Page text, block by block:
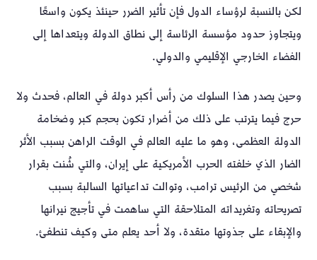
لكن بالنسبة لرؤساء الدول فإن تأثير الضرر حينئذ يكون واسعًا
ويتجاوز حدود مؤسسة الرئاسة إلى نطاق الدولة ويتعداها إلى
الفضاء الخارجي الإقليمي والدولي.
وحين يصدر هذا السلوك من رأس أكبر دولة في العالم، فحدث ولا
حرج فيما يترتب على ذلك من أضرار تكون بحجم كبر وضخامة
الدولة العظمى، وهو ما عليه العالم في الوقت الراهن بسبب الأثر
الضار الذي خلفته الحرب الأمريكية على إيران، والتي شُنت بقرار
شخصي من الرئيس ترامب، وتوالت تداعياتها السالبة بسبب
تصريحاته وتغريداته المتلاحقة التي ساهمت في تأجيج نيرانها
والإبقاء على جذوتها متقدة، ولا أحد يعلم متى وكيف تنطفئ.